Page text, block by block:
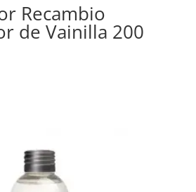
Recambio
de Vainilla 200